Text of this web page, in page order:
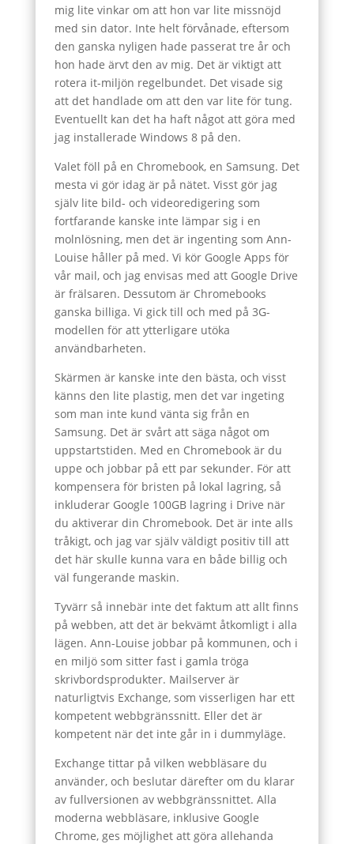
mig lite vinkar om att hon var lite missnöjd
med sin dator. Inte helt förvånade, eftersom
den ganska nyligen hade passerat tre år och
hon hade ärvt den av mig. Det är viktigt att
rotera it-miljön regelbundet. Det visade sig
att det handlade om att den var lite för tung.
Eventuellt kan det ha haft något att göra med
jag installerade Windows 8 på den.
Valet föll på en Chromebook, en Samsung. Det
mesta vi gör idag är på nätet. Visst gör jag
själv lite bild- och videoredigering som
fortfarande kanske inte lämpar sig i en
molnlösning, men det är ingenting som Ann-
Louise håller på med. Vi kör Google Apps för
vår mail, och jag envisas med att Google Drive
är frälsaren. Dessutom är Chromebooks
ganska billiga. Vi gick till och med på 3G-
modellen för att ytterligare utöka
användbarheten.
Skärmen är kanske inte den bästa, och visst
känns den lite plastig, men det var ingeting
som man inte kund vänta sig från en
Samsung. Det är svårt att säga något om
uppstartstiden. Med en Chromebook är du
uppe och jobbar på ett par sekunder. För att
kompensera för bristen på lokal lagring, så
inkluderar Google 100GB lagring i Drive när
du aktiverar din Chromebook. Det är inte alls
tråkigt, och jag var själv väldigt positiv till att
det här skulle kunna vara en både billig och
väl fungerande maskin.
Tyvärr så innebär inte det faktum att allt finns
på webben, att det är bekvämt åtkomligt i alla
lägen. Ann-Louise jobbar på kommunen, och i
en miljö som sitter fast i gamla tröga
skrivbordsprodukter. Mailserver är
naturligtvis Exchange, som visserligen har ett
kompetent webbgränssnitt. Eller det är
kompetent när det inte går in i dummyläge.
Exchange tittar på vilken webbläsare du
använder, och beslutar därefter om du klarar
av fullversionen av webbgränssnittet. Alla
moderna webbläsare, inklusive Google
Chrome, ges möjlighet att göra allehanda